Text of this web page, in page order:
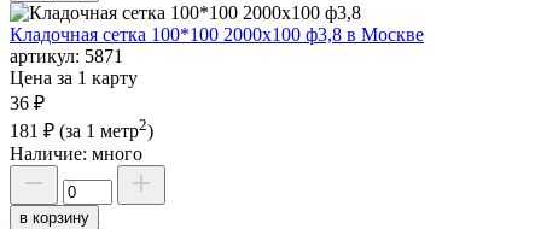
Кладочная сетка 100*100 2000х100 ф3,8 в Москве
артикул: 5871
Цена за 1 карту
36 ₽
181 ₽ (за 1 метр2)
Наличие: много
в корзину